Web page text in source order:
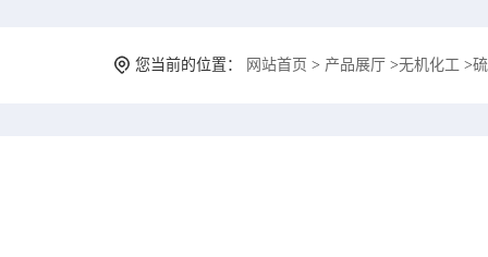
您当前的位置： 网站首页 > 产品展厅 >无机化工 >